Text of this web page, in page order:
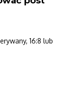
16:8 lub